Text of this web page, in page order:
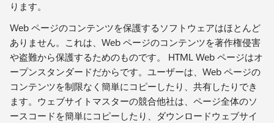
ります。
Web ページのコンテンツを保護するソフトウェアはほとんど
ありません。これは、Web ページのコンテンツを著作権侵害
や盗難から保護するためのものです。 HTML Web ページはオ
ープンスタンダードだからです。ユーザーは、Web ページの
コンテンツを制限なく簡単にコピーしたり、共有したりでき
ます。ウェブサイトマスターの競合他社は、ページ全体のソ
ースコードを簡単にコピーしたり、ダウンロードウェブサイ